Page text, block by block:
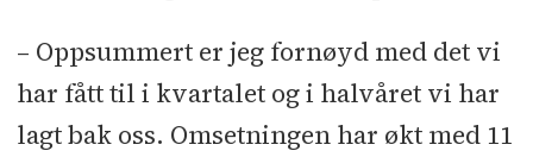
– Oppsummert er jeg fornøyd med det vi
har fått til i kvartalet og i halvåret vi har
lagt bak oss. Omsetningen har økt med 11